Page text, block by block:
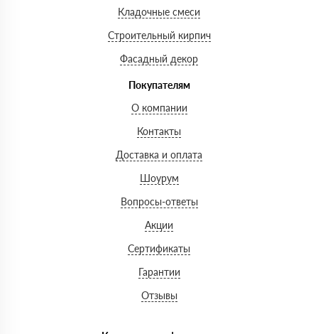
Кладочные смеси
Строительный кирпич
Фасадный декор
Покупателям
О компании
Контакты
Доставка и оплата
Шоурум
Вопросы-ответы
Акции
Сертификаты
Гарантии
Отзывы